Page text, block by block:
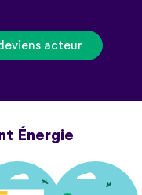
acteur
Énergie